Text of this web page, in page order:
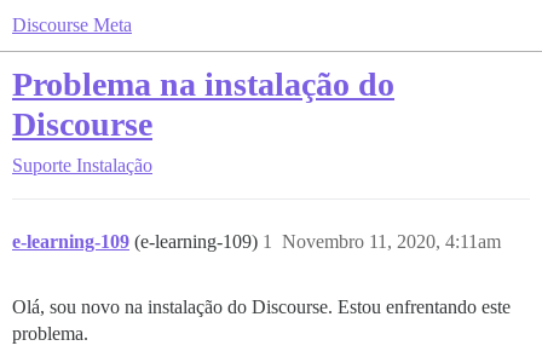
Discourse Meta
Problema na instalação do
Discourse
Suporte Instalação
e-learning-109 (e-learning-109) Novembro 11, 2020, 4:11am
1
Olá, sou novo na instalação do Discourse. Estou enfrentando este
problema.